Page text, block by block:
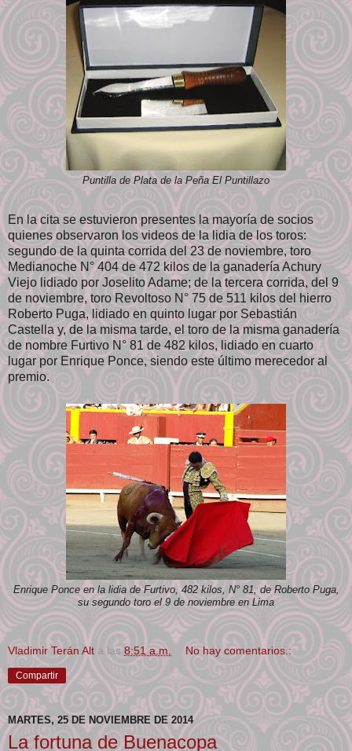
Puntilla de Plata de la Peña El Puntillazo
En la cita se estuvieron presentes la mayoría de socios
quienes observaron los videos de la lidia de los toros:
segundo de la quinta corrida del 23 de noviembre, toro
Medianoche N° 404 de 472 kilos de la ganadería Achury
Viejo lidiado por Joselito Adame; de la tercera corrida, del 9
de noviembre, toro Revoltoso N° 75 de 511 kilos del hierro
Roberto Puga, lidiado en quinto lugar por Sebastián
Castella y, de la misma tarde, el toro de la misma ganadería
de nombre Furtivo N° 81 de 482 kilos, lidiado en cuarto
lugar por Enrique Ponce, siendo este último merecedor al
premio.
Enrique Ponce en la lidia de Furtivo, 482 kilos, N° 81, de Roberto Puga,
su segundo toro el 9 de noviembre en Lima
Vladimir Terán Alt a las8:51 a.m. No hay comentarios.:
Compartir
MARTES, 25 DE NOVIEMBRE DE 2014
La fortuna de Buenacopa